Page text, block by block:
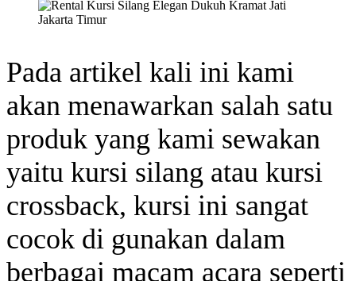
Pada artikel kali ini kami
akan menawarkan salah satu
produk yang kami sewakan
yaitu kursi silang atau kursi
crossback, kursi ini sangat
cocok di gunakan dalam
berbagai macam acara seperti